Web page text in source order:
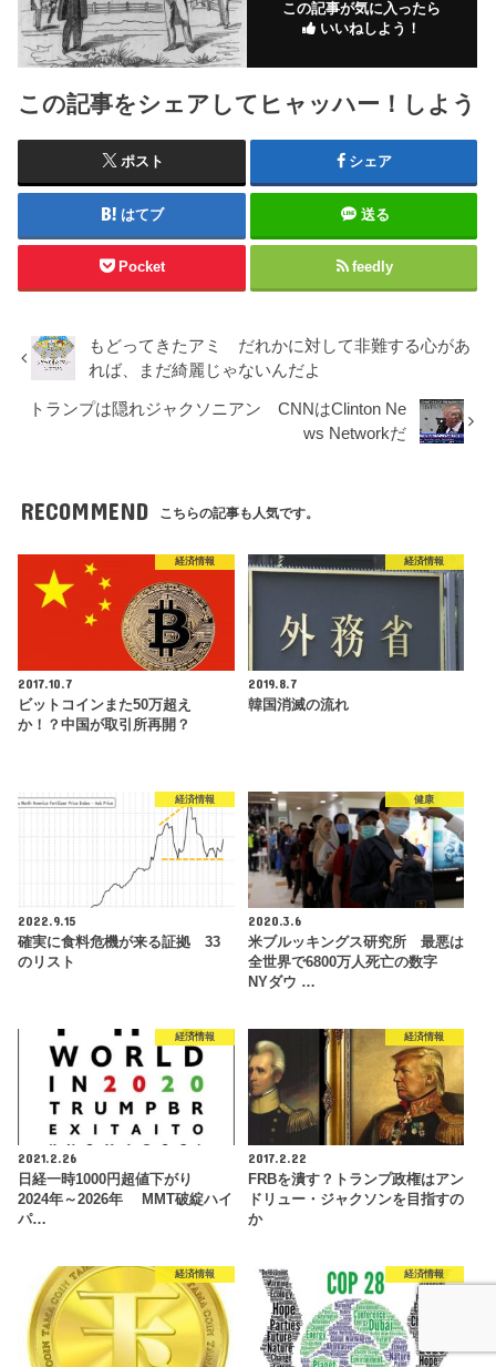
この記事が気に入ったら
いいねしよう！
この記事をシェアしてヒャッハー！しよう
ポスト シェア
はてブ 送る
Pocket feedly
もどってきたアミ だれかに対して非難する心があ
れば、まだ綺麗じゃないんだよ
トランプは隠れジャクソニアン CNNはClinton Ne
ws Networkだ
RECOMMEND こちらの記事も人気です。
経済情報
2017.10.7
ビットコインまた50万超え
か！？中国が取引所再開？
経済情報
2019.8.7
韓国消滅の流れ
経済情報
2022.9.15
確実に食料危機が来る証拠 33
のリスト
健康
2020.3.6
米ブルッキングス研究所 最悪は
全世界で6800万人死亡の数字
NYダウ …
経済情報
2021.2.26
日経一時1000円超値下がり
2024年～2026年 MMT破綻ハイ
パ…
経済情報
2017.2.22
FRBを潰す？トランプ政権はアン
ドリュー・ジャクソンを目指すの
か
経済情報 経済情報